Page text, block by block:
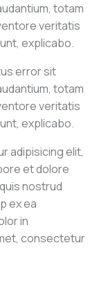
totam
veritatis
explicabo.
error sit
totam
veritatis
explicabo.
adipisicing elit,
et dolore
nostrud
ex ea
in
consectetur